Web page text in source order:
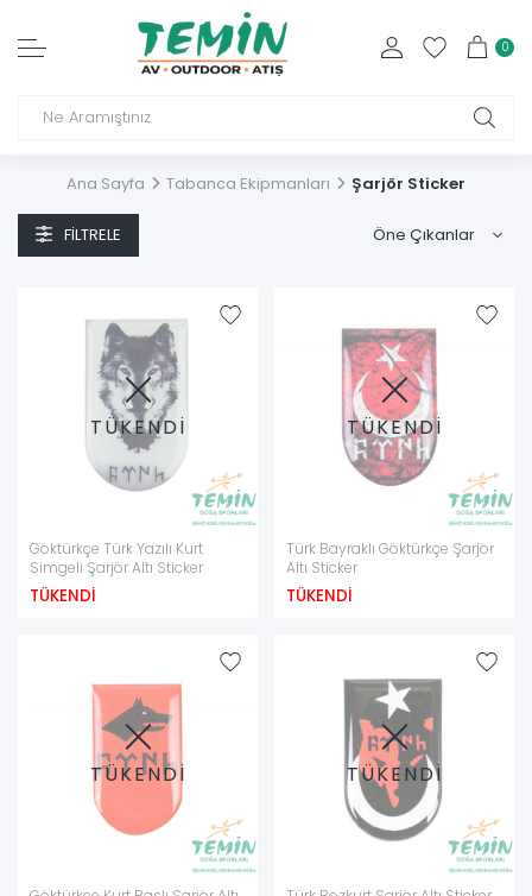
0
Ana Sayfa Tabanca Ekipmanları Şarjör Sticker
FILTRELE
TÜKENDİ
Göktürkçe Türk Yazılı Kurt
Simgeli Şarjör Altı Sticker
TÜKENDİ
TÜKENDİ
Türk Bayraklı Göktürkçe Şarjör
Altı Sticker
TÜKENDİ
TÜKENDİ TÜKENDİ